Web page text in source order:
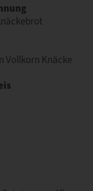
Vollkorn Knäcke